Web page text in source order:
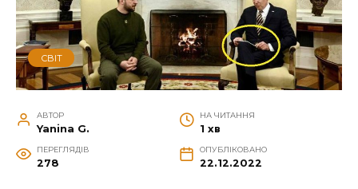
СВІТ
АВТОР
Yanina G.
НА ЧИТАННЯ
1 хв
ПЕРЕГЛЯДІВ
278
ОПУБЛІКОВАНО
22.12.2022